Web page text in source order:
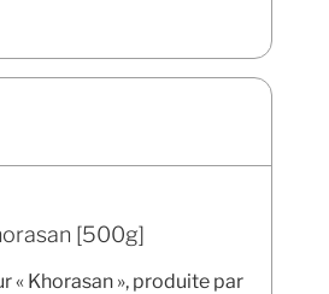
[500g]
« Khorasan », produite par